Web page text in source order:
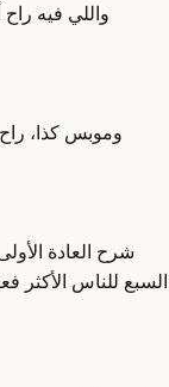
واللي فيه
وموبس كذا، راح
شرح العادة
السبع للناس الأكثر